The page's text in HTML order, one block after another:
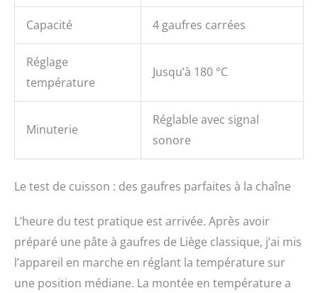
Capacité 4 gaufres carrées
Réglage
température
Jusqu’à 180 °C
Minuterie
Réglable avec signal
sonore
Le test de cuisson : des gaufres parfaites à la chaîne
L’heure du test pratique est arrivée. Après avoir
préparé une pâte à gaufres de Liège classique, j’ai mis
l’appareil en marche en réglant la température sur
une position médiane. La montée en température a